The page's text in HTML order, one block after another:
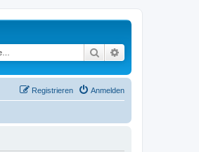
Suche
Anmelden
Registrieren